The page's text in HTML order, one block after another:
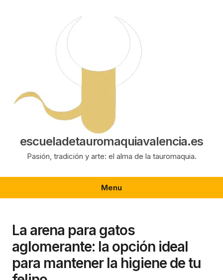
escueladetauromaquiavalencia.es
Pasión, tradición y arte: el alma de la tauromaquia.
Menu
La arena para gatos
aglomerante: la opción ideal
para mantener la higiene de tu